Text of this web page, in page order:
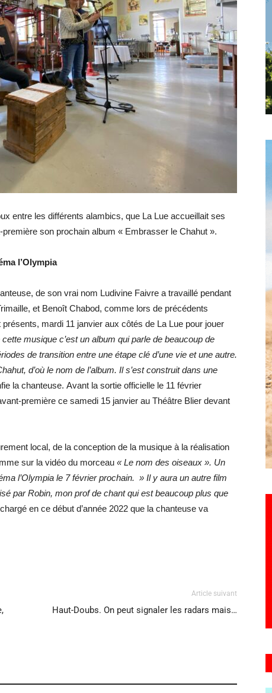
–
Hebdo25
entre les différents alambics, que La Lue accueillait ses
son prochain album « Embrasser le Chahut ».
l’Olympia
de son vrai nom Ludivine Faivre a travaillé pendant
et Benoît Chabod, comme lors de précédents
mardi 11 janvier aux côtés de La Lue pour jouer
cette musique c’est un album qui parle de beaucoup de
de transition entre une étape clé d’une vie et une autre.
d’où le nom de l’album. Il s’est construit dans une
la chanteuse. Avant la sortie officielle le 11 février
première ce samedi 15 janvier au Théâtre Blier devant
local, de la conception de la musique à la réalisation
sur la vidéo du morceau « Le nom des oiseaux ». Un
l’Olympia le 7 février prochain. » Il y aura un autre film
par Robin, mon prof de chant qui est beaucoup plus que
en ce début d’année 2022 que la chanteuse va
Article suivant
Haut-Doubs. On peut signaler les radars mais…